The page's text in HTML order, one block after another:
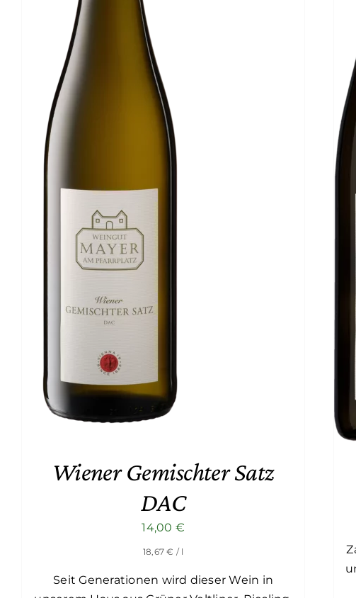
Wiener Gemischter Satz
DAC
14,00 €
18,67€ / l
Seit Generationen wird dieser Wein in